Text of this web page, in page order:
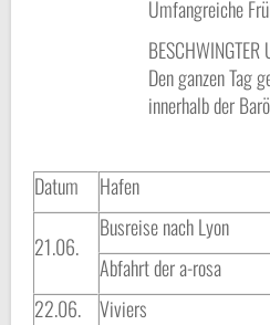
Umfangreiche
Den ganzen Tag
innerhalb der
Datum Hafen
21.06.
Busreise nach Lyon
Abfahrt der a-rosa
22.06.
Viviers